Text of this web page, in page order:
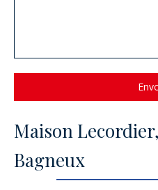
Maison
Bagneux